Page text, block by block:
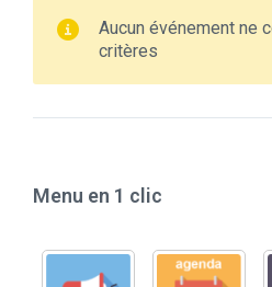
Aucun événement ne
critères
Menu en 1 clic